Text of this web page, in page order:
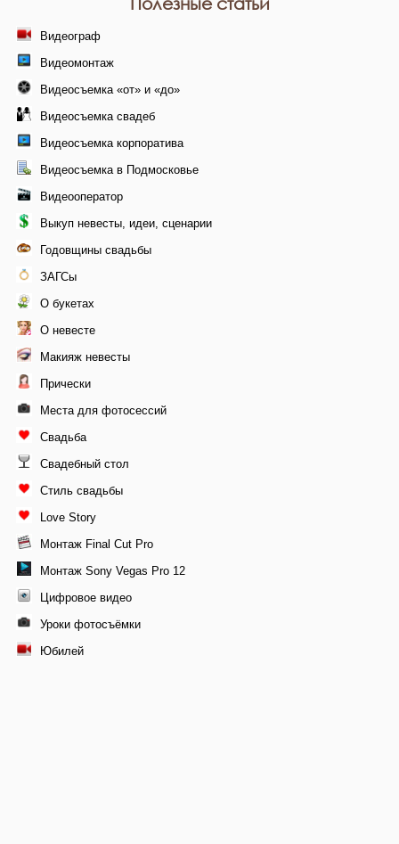
Видеограф
Видеомонтаж
Видеосъемка «от» и «до»
Видеосъемка свадеб
Видеосъемка корпоратива
Видеосъемка в Подмосковье
Видеооператор
Выкуп невесты, идеи, сценарии
Годовщины свадьбы
ЗАГСы
О букетах
О невесте
Макияж невесты
Прически
Места для фотосессий
Свадьба
Свадебный стол
Стиль свадьбы
Love Story
Монтаж Final Cut Pro
Монтаж Sony Vegas Pro 12
Цифровое видео
Уроки фотосъёмки
Юбилей